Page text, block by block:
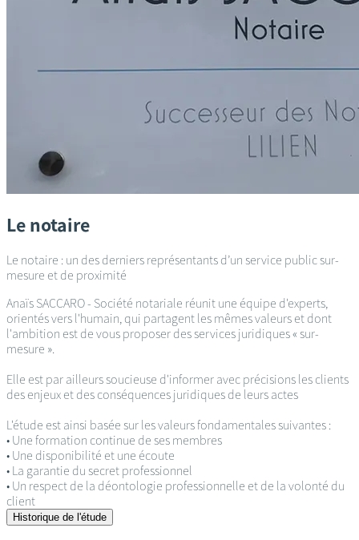
Le notaire
Le notaire : un des derniers représentants d’un service public sur-
mesure et de proximité
Anaïs SACCARO - Société notariale réunit une équipe d'experts,
orientés vers l'humain, qui partagent les mêmes valeurs et dont
l'ambition est de vous proposer des services juridiques « sur-
mesure ».
Elle est par ailleurs soucieuse d'informer avec précisions les clients
des enjeux et des conséquences juridiques de leurs actes
L'étude est ainsi basée sur les valeurs fondamentales suivantes :
• Une formation continue de ses membres
• Une disponibilité et une écoute
• La garantie du secret professionnel
• Un respect de la déontologie professionnelle et de la volonté du
client
Historique de l'étude